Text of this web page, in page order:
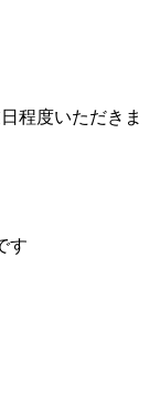
程度いただきま
す